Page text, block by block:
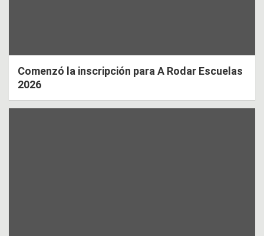
Comenzó la inscripción para A Rodar Escuelas
2026